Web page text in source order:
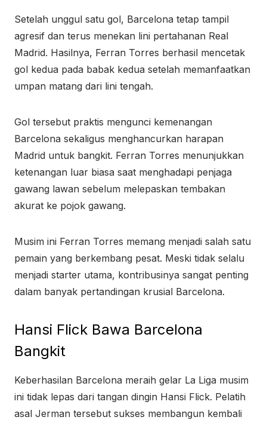
Setelah unggul satu gol, Barcelona tetap tampil
agresif dan terus menekan lini pertahanan Real
Madrid. Hasilnya, Ferran Torres berhasil mencetak
gol kedua pada babak kedua setelah memanfaatkan
umpan matang dari lini tengah.
Gol tersebut praktis mengunci kemenangan
Barcelona sekaligus menghancurkan harapan
Madrid untuk bangkit. Ferran Torres menunjukkan
ketenangan luar biasa saat menghadapi penjaga
gawang lawan sebelum melepaskan tembakan
akurat ke pojok gawang.
Musim ini Ferran Torres memang menjadi salah satu
pemain yang berkembang pesat. Meski tidak selalu
menjadi starter utama, kontribusinya sangat penting
dalam banyak pertandingan krusial Barcelona.
Hansi Flick Bawa Barcelona
Bangkit
Keberhasilan Barcelona meraih gelar La Liga musim
ini tidak lepas dari tangan dingin Hansi Flick. Pelatih
asal Jerman tersebut sukses membangun kembali